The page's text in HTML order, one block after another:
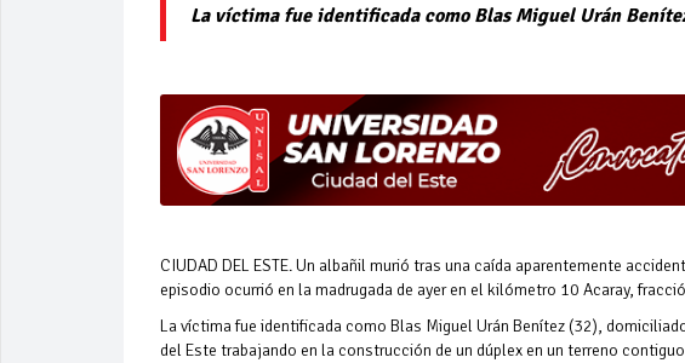
La víctima fue identificada como Blas Miguel Urán
CIUDAD DEL ESTE. Un albañil murió tras una caída aparentemente
episodio ocurrió en la madrugada de ayer en el kilómetro 10 Acaray,
La víctima fue identificada como Blas Miguel Urán Benítez (32),
del Este trabajando en la construcción de un dúplex en un terreno